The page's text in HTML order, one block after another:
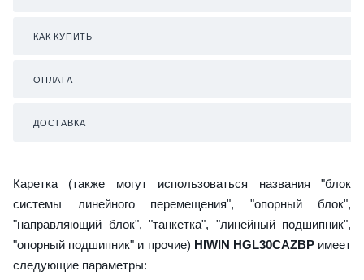
КАК КУПИТЬ
ОПЛАТА
ДОСТАВКА
Каретка (также могут использоваться названия "блок
системы линейного перемещения", "опорный блок",
"направляющий блок", "танкетка", "линейный подшипник",
"опорный подшипник" и прочие) HIWIN HGL30CAZBPимеет
следующие параметры: